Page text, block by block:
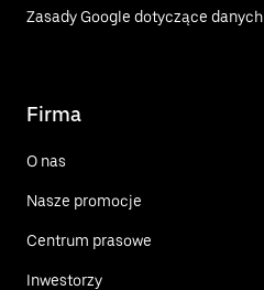
Zasady Google dotyczące danych
Firma
O nas
Nasze promocje
Centrum prasowe
Inwestorzy